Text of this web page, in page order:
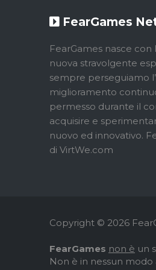
FearGames
FearGames nasce
nuova stravolgente
sempre perseguiamo
miglioramento
permesso durante il
acquisire e
nuovo ed innovativo.
di VirtWe.com
Copyright © 2026
FearGames non è un
Non è in nessun